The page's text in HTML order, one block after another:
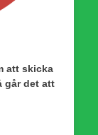
att skicka
går det att